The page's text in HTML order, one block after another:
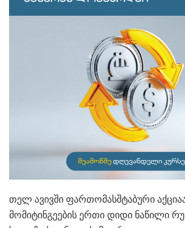
თელ ავივში ფართომასშტაბური
მომიტინგეების ერთი დიდი ნაწილი